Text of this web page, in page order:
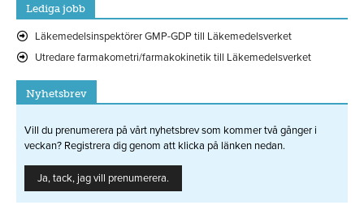
Lediga jobb
Läkemedelsinspektörer GMP-GDP till Läkemedelsverket
Utredare farmakometri/farmakokinetik till Läkemedelsverket
Nyhetsbrev
Vill du prenumerera på vårt nyhetsbrev som kommer två gånger i
veckan? Registrera dig genom att klicka på länken nedan.
Ja, tack, jag vill prenumerera.